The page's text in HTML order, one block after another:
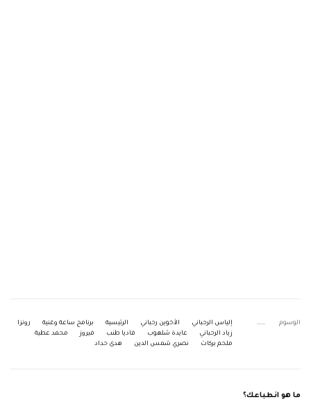
الوسوم إلياس الرحباني الأخوين رحباني الرئيسية برنامج ساعة وغنية
رونزا
زياد الرحباني
عايدة شلهوب فاديا طنب فيروز
محمد عطية
ملحم بركات
نصري شمس الدين هدى حداد
ما هو انطباعك؟